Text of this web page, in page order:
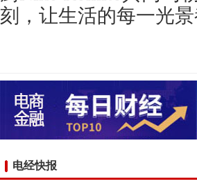
刻，让生活的每一光
电经快报